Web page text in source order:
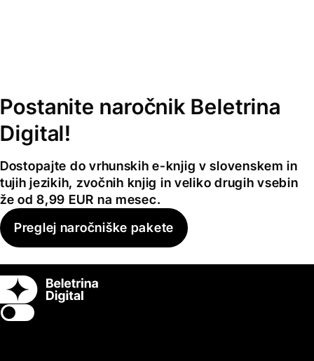
Postanite naročnik Beletrina
Digital!
Dostopajte do vrhunskih e-knjig v slovenskem in
tujih jezikih, zvočnih knjig in veliko drugih vsebin
že od 8,99 EUR na mesec.
Preglej naročniške pakete
Switch theme